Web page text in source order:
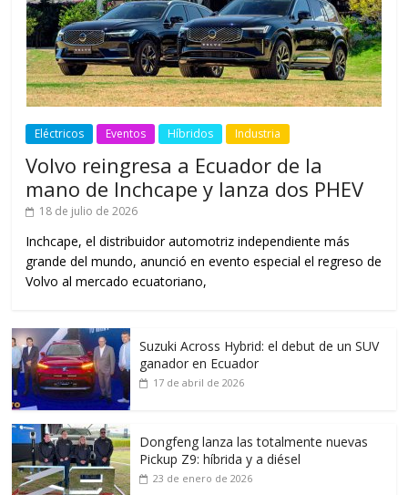
Eléctricos Eventos Híbridos Industria
Volvo reingresa a Ecuador de la
mano de Inchcape y lanza dos PHEV
18 de julio de 2026
Inchcape, el distribuidor automotriz independiente más
grande del mundo, anunció en evento especial el regreso de
Volvo al mercado ecuatoriano,
Suzuki Across Hybrid: el debut de un SUV
ganador en Ecuador
17 de abril de 2026
Dongfeng lanza las totalmente nuevas
Pickup Z9: híbrida y a diésel
23 de enero de 2026